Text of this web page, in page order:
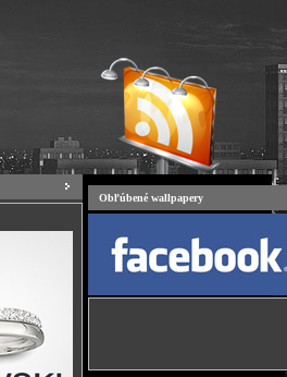
Obľúbené wallpapery